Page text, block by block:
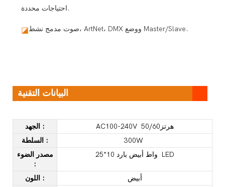
احتياجات محددة.
◪ صوت مدمج نشط، ArtNet، DMX ووضع Master/Slave.
البيانات التقنية
:
AC100-240V هرتز50/60
:
300W
مصدر الضوء
:
25*10 واط أبيض بارد LED
:
أبيض